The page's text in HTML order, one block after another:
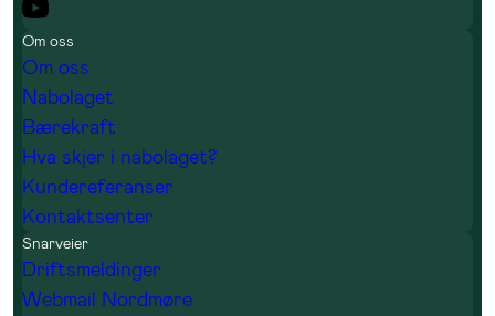
Om oss
Om oss
Nabolaget
Bærekraft
Hva skjer i nabolaget?
Kundereferanser
Kontaktsenter
Snarveier
Driftsmeldinger
Webmail Nordmøre